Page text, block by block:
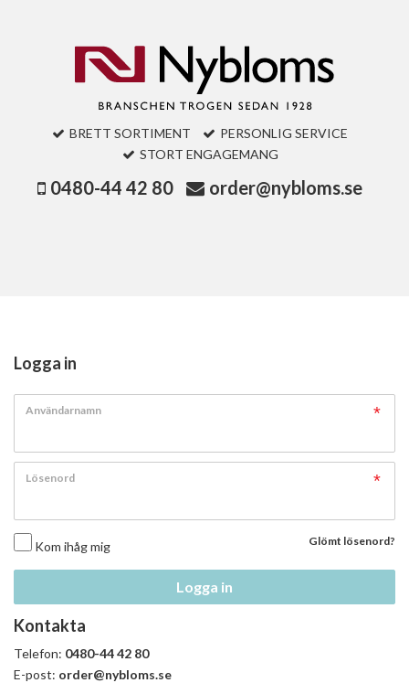
BRETT SORTIMENT
PERSONLIG SERVICE
STORT ENGAGEMANG
0480-44 42 80 order@nybloms.se
Logga in
Användarnamn
Lösenord
Kom ihåg mig Glömt lösenord?
Logga in
Kontakta
Telefon: 0480-44 42 80
E-post: order@nybloms.se